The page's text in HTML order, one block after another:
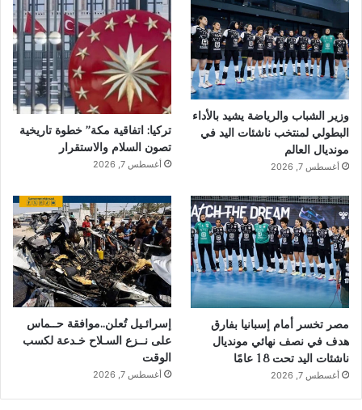
وزير الشباب والرياضة يشيد بالأداء
البطولي لمنتخب ناشئات اليد في
مونديال العالم
أغسطس 7, 2026
تركيا: اتفاقية مكة” خطوة تاريخية
تصون السلام والاستقرار
أغسطس 7, 2026
مصر تخسر أمام إسبانيا بفارق
هدف في نصف نهائي مونديال
ناشئات اليد تحت 18 عامًا
أغسطس 7, 2026
إسرائـيل تُعلن..موافقة حــماس
على نــزع السـلاح خـدعة لكسب
الوقت
أغسطس 7, 2026